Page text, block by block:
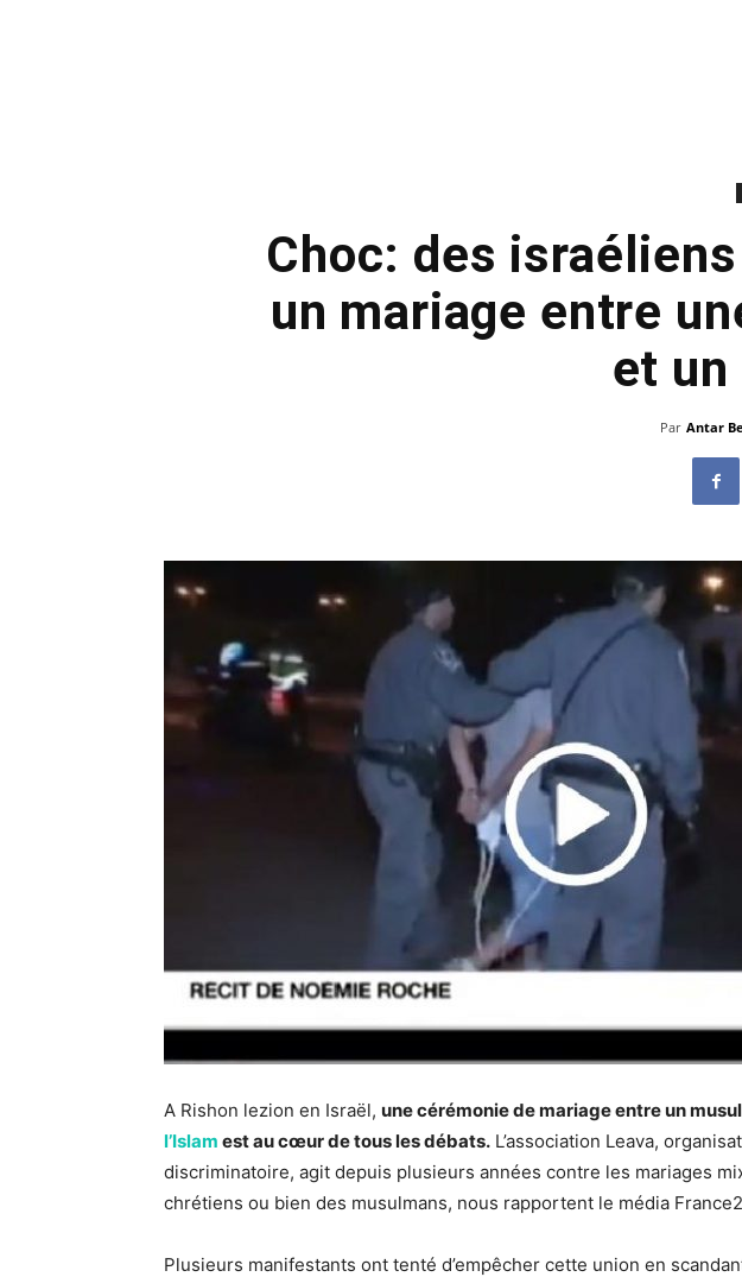
Choc: des
un mariage entre
et un
Par Antar
A Rishon lezion en Israël, une cérémonie de mariage entre un
l’Islam est au cœur de tous les débats. L’association Leava,
discriminatoire, agit depuis plusieurs années contre les mariages
chrétiens ou bien des musulmans, nous rapportent le média
Plusieurs manifestants ont tenté d’empêcher cette union en